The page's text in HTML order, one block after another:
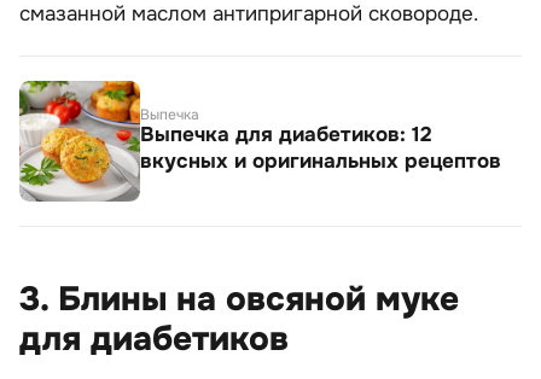
смазанной маслом антипригарной сковороде.
Выпечка
Выпечка для диабетиков: 12
вкусных и оригинальных рецептов
3. Блины на овсяной муке
для диабетиков